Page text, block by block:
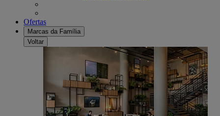
Ofertas
Marcas da Família
Voltar